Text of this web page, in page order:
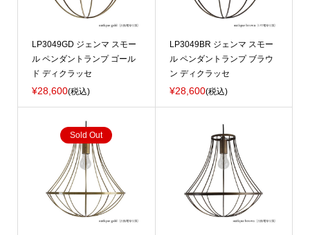
LP3049GD ジェンマ スモー
ル ペンダントランプ ゴール
ド ディクラッセ
¥28,600(税込)
LP3049BR ジェンマ スモー
ル ペンダントランプ ブラウ
ン ディクラッセ
¥28,600(税込)
Sold Out